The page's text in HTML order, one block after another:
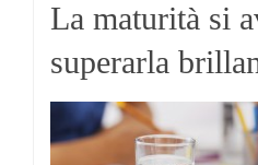
La maturità si
superarla